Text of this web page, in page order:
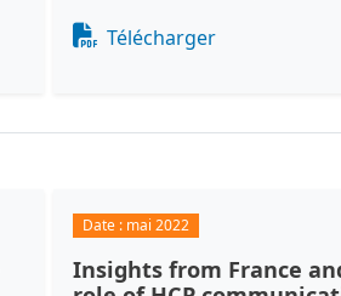
Document
Télécharger
Date : mai 2022
Insights from France